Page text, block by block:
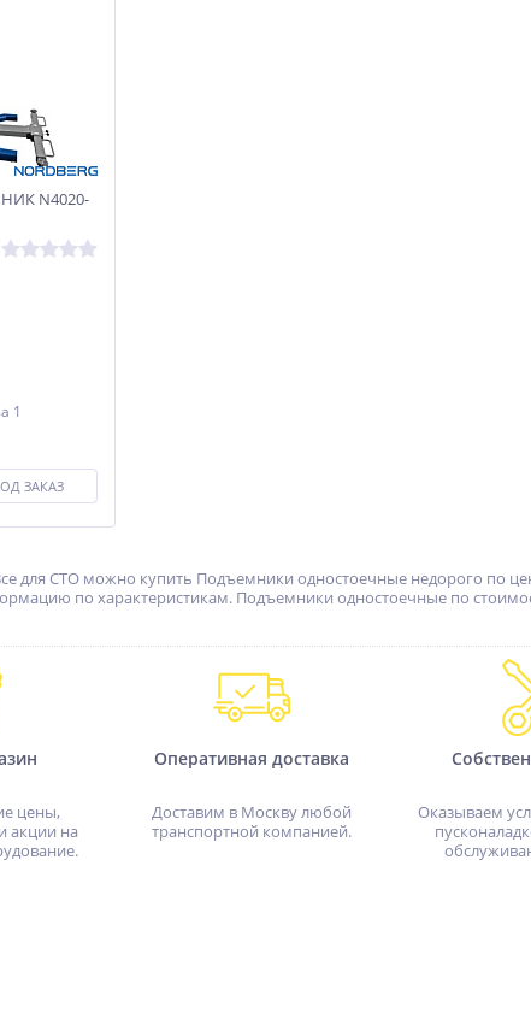
N4020-
1
ЗАКАЗ
для СТО можно купить Подъемники одностоечные недорого по
по характеристикам. Подъемники одностоечные по
цены,
акции на
Оперативная доставка
Доставим в Москву любой
транспортной компанией.
Оказываем